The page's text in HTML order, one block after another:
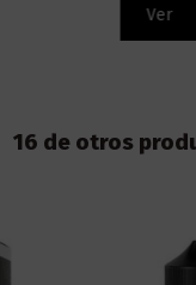
Ver
16 de otros